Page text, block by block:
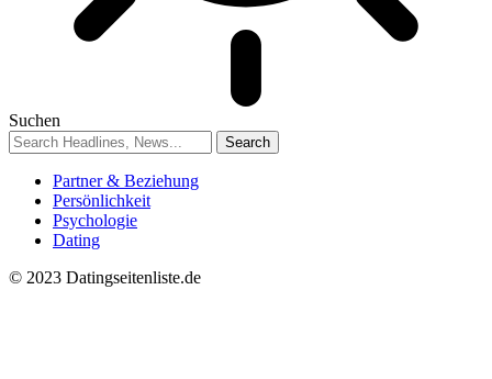
Suchen
Partner & Beziehung
Persönlichkeit
Psychologie
Dating
© 2023 Datingseitenliste.de